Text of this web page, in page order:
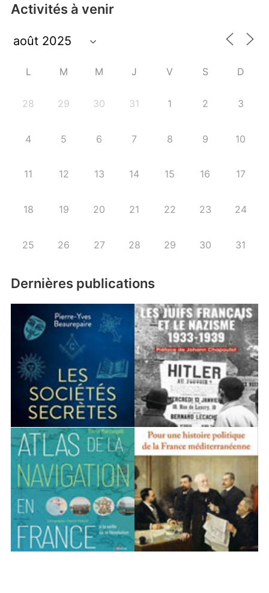
Activités à venir
L M M J V S D
28 29 30 31 1 2 3
4 5 6 7 8 9 10
11 12 13 14 15 16 17
18 19 20 21 22 23 24
25 26 27 28 29 30 31
Dernières publications